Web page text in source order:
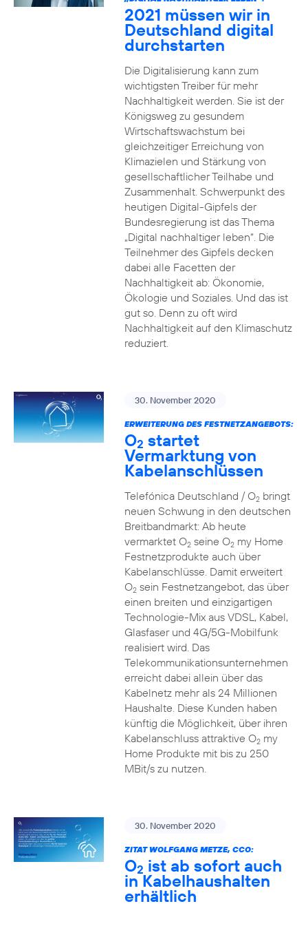
2021 müssen wir in
Deutschland digital
durchstarten
Die Digitalisierung kann zum
wichtigsten Treiber für mehr
Nachhaltigkeit werden. Sie ist der
Königsweg zu gesundem
Wirtschaftswachstum bei
gleichzeitiger Erreichung von
Klimazielen und Stärkung von
gesellschaftlicher Teilhabe und
Zusammenhalt. Schwerpunkt des
heutigen Digital-Gipfels der
Bundesregierung ist das Thema
„Digital nachhaltiger leben“. Die
Teilnehmer des Gipfels decken
dabei alle Facetten der
Nachhaltigkeit ab: Ökonomie,
Ökologie und Soziales. Und das ist
gut so. Denn zu oft wird
Nachhaltigkeit auf den Klimaschutz
reduziert.
30. November 2020
ERWEITERUNG DES FESTNETZANGEBOTS:
O2 startet
Vermarktung von
Kabelanschlüssen
Telefónica Deutschland / O2bringt
neuen Schwung in den deutschen
Breitbandmarkt: Ab heute
vermarktet O2seine O2my Home
Festnetzprodukte auch über
Kabelanschlüsse. Damit erweitert
O2sein Festnetzangebot, das über
einen breiten und einzigartigen
Technologie-Mix aus VDSL, Kabel,
Glasfaser und 4G/5G-Mobilfunk
realisiert wird. Das
Telekommunikationsunternehmen
erreicht dabei allein über das
Kabelnetz mehr als 24 Millionen
Haushalte. Diese Kunden haben
künftig die Möglichkeit, über ihren
Kabelanschluss attraktive O2my
Home Produkte mit bis zu 250
MBit/s zu nutzen.
30. November 2020
ZITAT WOLFGANG METZE, CCO:
O2 ist ab sofort auch
in Kabelhaushalten
erhältlich